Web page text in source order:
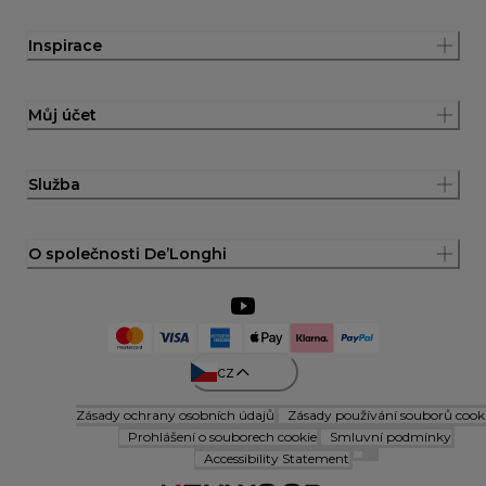
Inspirace
Můj účet
Služba
O společnosti De’Longhi
cz
Zásady ochrany osobních údajů
Zásady používání souborů
Prohlášení o souborech cookie
Smluvní podmínky
Accessibility Statement